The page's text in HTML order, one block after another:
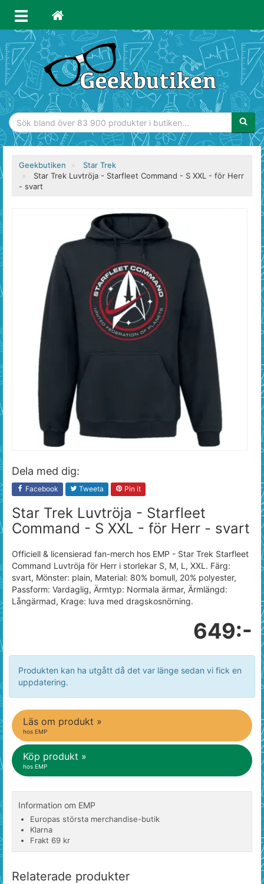
Geekbutiken
Star Trek
Star Trek Luvtröja - Starfleet Command - S XXL - för Herr
- svart
Dela med dig:
Facebook Tweeta Pin it
Star Trek Luvtröja - Starfleet
Command - S XXL - för Herr - svart
Officiell & licensierad fan-merch hos EMP - Star Trek Starfleet
Command Luvtröja för Herr i storlekar S, M, L, XXL. Färg:
svart, Mönster: plain, Material: 80% bomull, 20% polyester,
Passform: Vardaglig, Ärmtyp: Normala ärmar, Ärmlängd:
Långärmad, Krage: luva med dragskosnörning.
649:-
Produkten kan ha utgått då det var länge sedan vi fick en
uppdatering.
Läs om produkt »
hos EMP
Köp produkt »
hos EMP
Information om EMP
Europas största merchandise-butik
Klarna
Frakt 69 kr
Relaterade produkter